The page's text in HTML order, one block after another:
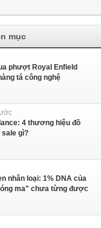
mục
phượt Royal Enfield
tá công nghệ
4 thương hiệu đồ
sale gì?
nhân loại: 1% DNA của
ma" chưa từng được